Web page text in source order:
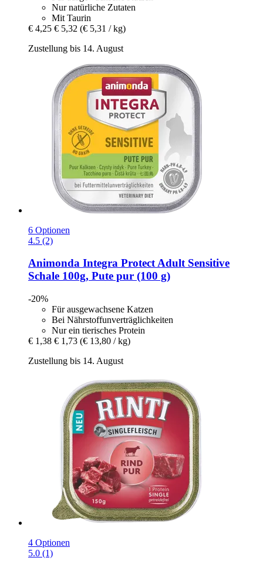
Nur natürliche Zutaten
Mit Taurin
€ 4,25 € 5,32 (€ 5,31 / kg)
Zustellung bis 14. August
6 Optionen
4.5 (2)
Animonda Integra Protect Adult Sensitive
Schale 100g, Pute pur (100 g)
-20%
Für ausgewachsene Katzen
Bei Nährstoffunverträglichkeiten
Nur ein tierisches Protein
€ 1,38 € 1,73 (€ 13,80 / kg)
Zustellung bis 14. August
4 Optionen
5.0 (1)